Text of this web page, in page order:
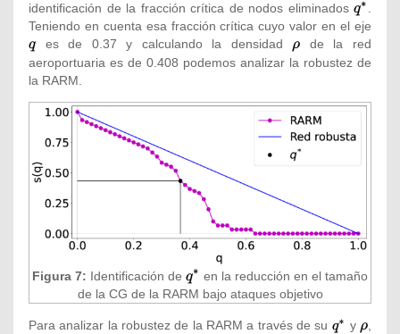
identificación de la fracción crítica de nodos eliminados
q^{*}}
Teniendo en cuenta esa fracción crítica cuyo valor en el eje
es de 0.37 y calculando la densidad {\textstyle
\rho }
de la red
aeroportuaria es de 0.408 podemos analizar la robustez de
la RARM.
Figura 7: Identificación de{\displaystyle
q^{*}}
en la reducción en el tamaño
de la CG de la RARM bajo ataques objetivo
Para analizar la robustez de la RARM a través de su {\textstyle
y
,